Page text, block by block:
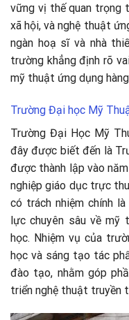
vững vị thế quan trọng
xã hội, và nghệ thuật
ngàn hoạ sĩ và nhà
trường khẳng định rõ
mỹ thuật ứng dụng
Trường Đại học Mỹ
Trường Đại Học Mỹ
đây được biết đến là
được thành lập vào
nghiệp giáo dục trực
có trách nhiệm chính
lực chuyên sâu về
học. Nhiệm vụ của
học và sáng tạo tác
đào tạo, nhằm góp
triển nghệ thuật truyền